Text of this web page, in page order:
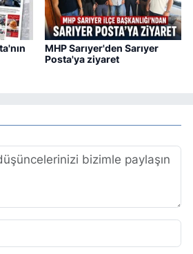
MHP Sarıyer'den Sarıyer
Posta'ya ziyaret